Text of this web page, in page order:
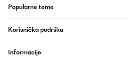
Popularne teme
Korisnička podrška
Informacije